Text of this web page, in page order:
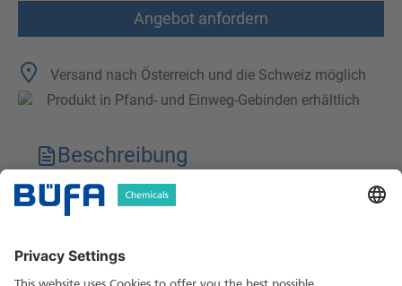
Angebot anfordern
Versand nach Österreich und die Schweiz möglich
Produkt in Pfand- und Einweg-Gebinden erhältlich
Beschreibung
Technische Merkmale
Sicherheitshinweise